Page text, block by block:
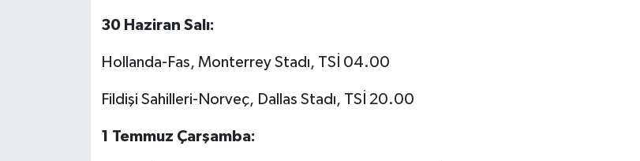
30 Haziran Salı:
Hollanda-Fas, Monterrey Stadı, TSİ 04.00
Fildişi Sahilleri-Norveç, Dallas Stadı, TSİ 20.00
1 Temmuz Çarşamba: